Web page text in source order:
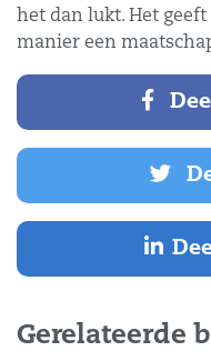
het dan lukt. Het
manier een
Gerelateerde